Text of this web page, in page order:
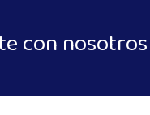
con nosotros